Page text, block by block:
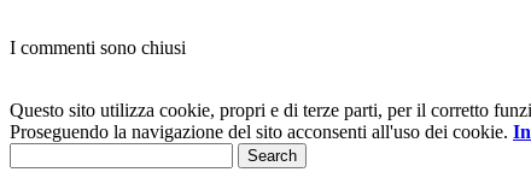
I commenti sono chiusi
Questo sito utilizza cookie, propri e di terze parti, per il corretto
Proseguendo la navigazione del sito acconsenti all'uso dei cookie.